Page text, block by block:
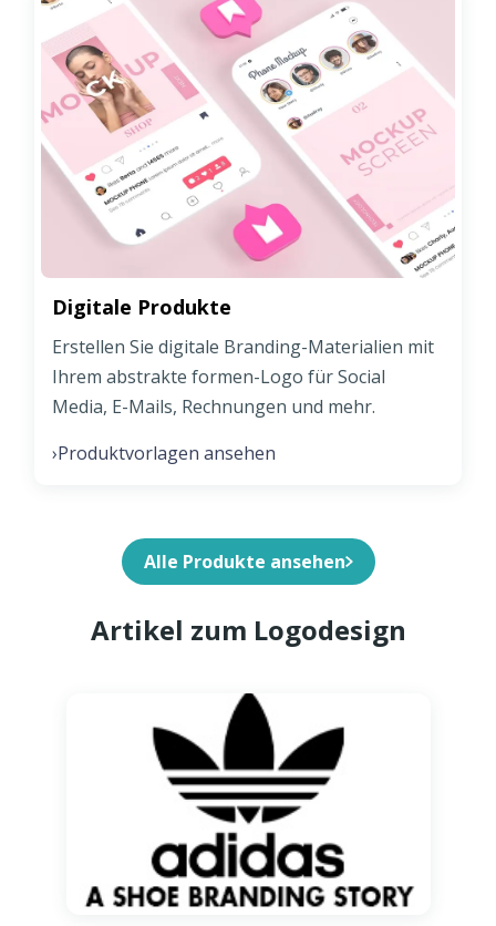
Digitale Produkte
Erstellen Sie digitale Branding-Materialien mit
Ihrem abstrakte formen-Logo für Social
Media, E-Mails, Rechnungen und mehr.
›Produktvorlagen ansehen
Alle Produkte ansehen
Artikel zum Logodesign